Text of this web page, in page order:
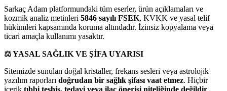
Sarkaç Adam platformundaki tüm eserler, ürün açıklamaları ve
kozmik analiz metinleri 5846 sayılı FSEK, KVKK ve yasal telif
hükümleri kapsamında koruma altındadır. İzinsiz kopyalama veya
ticari amaçla kullanımı yasaktır.
⚖️YASAL SAĞLIK VE ŞİFA UYARISI
Sitemizde sunulan doğal kristaller, frekans sesleri veya astrolojik
yazılım raporları doğrudan bir sağlık şifası vaat etmez. Hiçbir